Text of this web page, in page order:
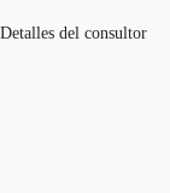
Detalles del consultor